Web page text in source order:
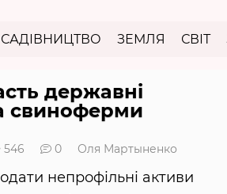
САДІВНИЦТВО ЗЕМЛЯ СВІТ
державні
свиноферми
546 0 Оля Мартыненко
непрофільні активи